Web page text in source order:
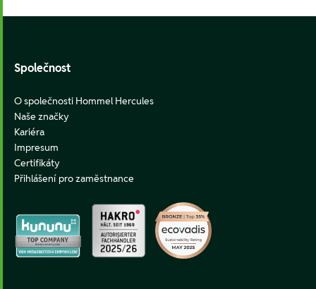
Společnost
O společnosti Hommel Hercules
Naše značky
Kariéra
Impresum
Certifikáty
Přihlášení pro zaměstnance